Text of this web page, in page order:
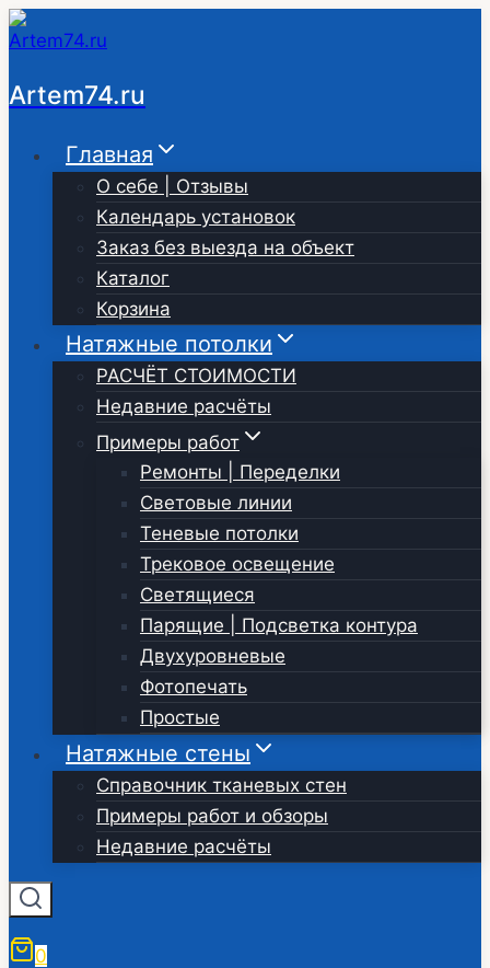
Перейти
к
содержимому
Artem74.ru
Главная
О себе | Отзывы
Календарь установок
Заказ без выезда на объект
Каталог
Корзина
Натяжные потолки
РАСЧЁТ СТОИМОСТИ
Недавние расчёты
Примеры работ
Ремонты | Переделки
Световые линии
Теневые потолки
Трековое освещение
Светящиеся
Парящие | Подсветка контура
Двухуровневые
Фотопечать
Простые
Натяжные стены
Справочник тканевых стен
Примеры работ и обзоры
Недавние расчёты
0